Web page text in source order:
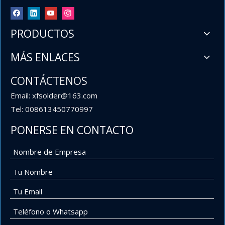
PRODUCTOS
MÁS ENLACES
CONTÁCTENOS
Email: xfsolder@163.com
Tel: 008613450770997
PONERSE EN CONTACTO